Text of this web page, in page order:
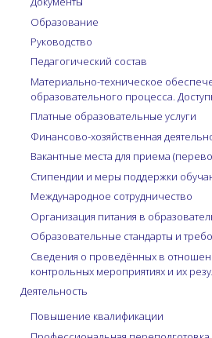
Образование
Руководство
Педагогический состав
Материально-техническое
образовательного процесса.
Платные образовательные услуги
Финансово-хозяйственная
Вакантные места для приема
Стипендии и меры поддержки
Международное сотрудничество
Организация питания в
Образовательные стандарты и
Сведения о проведённых в
контрольных мероприятиях и их
Деятельность
Повышение квалификации